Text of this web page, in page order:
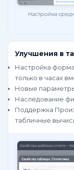
Настройка
Улучшения в
Настройка
только в часах
Новые
Наследование
Поддержка
табличные